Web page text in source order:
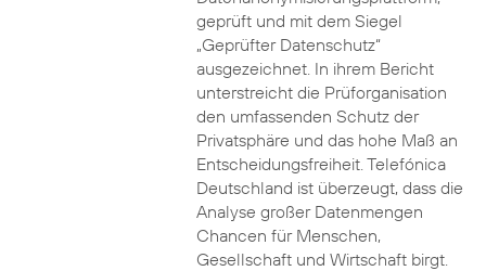
geprüft und mit dem Siegel
„Geprüfter Datenschutz“
ausgezeichnet. In ihrem Bericht
unterstreicht die Prüforganisation
den umfassenden Schutz der
Privatsphäre und das hohe Maß an
Entscheidungsfreiheit. Telefónica
Deutschland ist überzeugt, dass die
Analyse großer Datenmengen
Chancen für Menschen,
Gesellschaft und Wirtschaft birgt.